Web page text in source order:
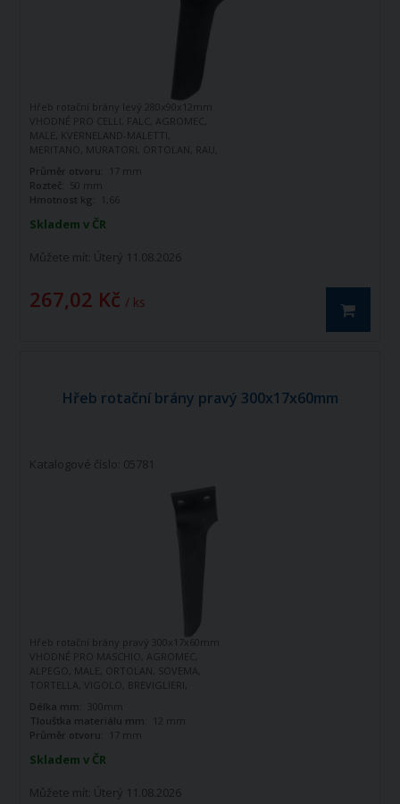
Skladem v ČR
Můžete mít: Úterý 11.08.2026
267,02 Kč / ks
Hřeb rotační brány levý 280x90x12mm
VHODNÉ PRO CELLI, FALC, AGROMEC,
MALE, KVERNELAND-MALETTI,
MERITANO, MURATORI, ORTOLAN, RAU,
CELLI, MASCHIO
Průměr otvoru:
17 mm
Rozteč:
50 mm
Hmotnost kg:
1,66
Hřeb rotační brány pravý 300x17x60mm
Katalogové číslo: 05781
Skladem v ČR
Můžete mít: Úterý 11.08.2026
Hřeb rotační brány pravý 300x17x60mm
VHODNÉ PRO MASCHIO, AGROMEC,
ALPEGO, MALE, ORTOLAN, SOVEMA,
TORTELLA, VIGOLO, BREVIGLIERI,
Délka mm:
300mm
Tloušťka materiálu mm:
12 mm
Průměr otvoru:
17 mm